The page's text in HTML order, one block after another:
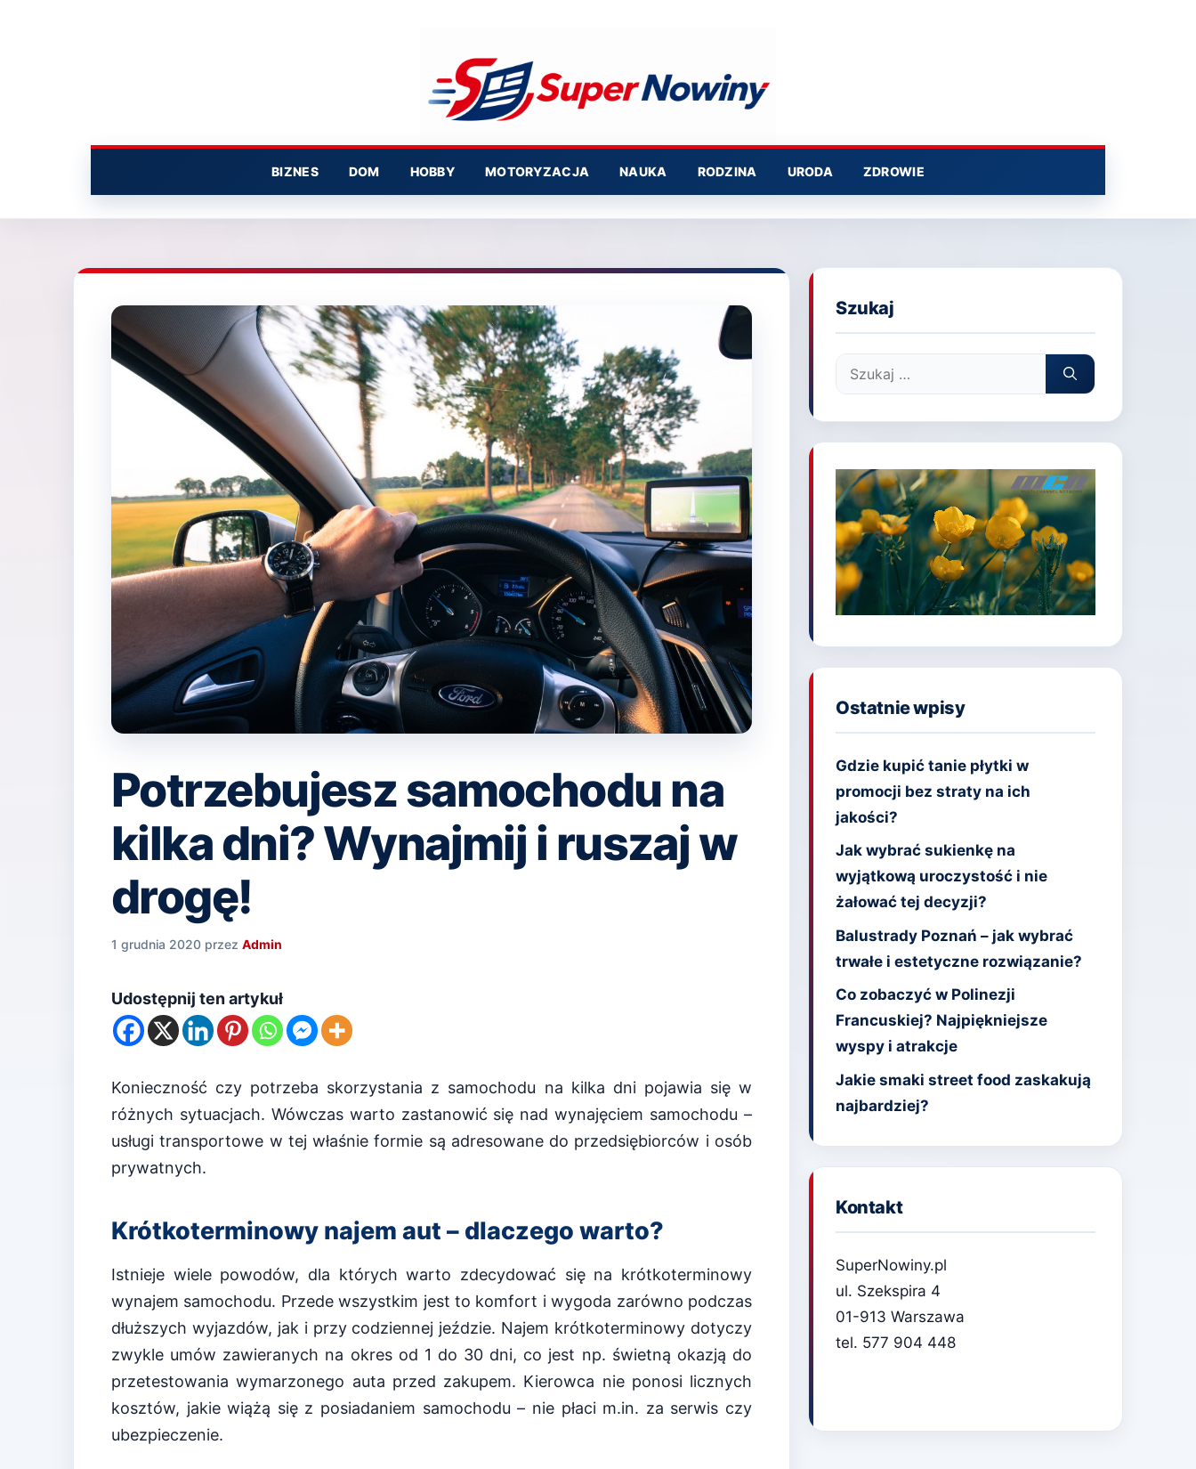
BIZNES DOM HOBBY MOTORYZACJA NAUKA RODZINA URODA ZDROWIE
Potrzebujesz samochodu na
kilka dni? Wynajmij i ruszaj w
drogę!
1 grudnia 2020 przez Admin
Udostępnij ten artykuł
Konieczność czy potrzeba skorzystania z samochodu na kilka dni pojawia się w
różnych sytuacjach. Wówczas warto zastanowić się nad wynajęciem samochodu –
usługi transportowe w tej właśnie formie są adresowane do przedsiębiorców i osób
prywatnych.
Krótkoterminowy najem aut – dlaczego warto?
Istnieje wiele powodów, dla których warto zdecydować się na krótkoterminowy
wynajem samochodu. Przede wszystkim jest to komfort i wygoda zarówno podczas
dłuższych wyjazdów, jak i przy codziennej jeździe. Najem krótkoterminowy dotyczy
zwykle umów zawieranych na okres od 1 do 30 dni, co jest np. świetną okazją do
przetestowania wymarzonego auta przed zakupem. Kierowca nie ponosi licznych
kosztów, jakie wiążą się z posiadaniem samochodu – nie płaci m.in. za serwis czy
ubezpieczenie.
Szukaj
Szukaj:
Ostatnie wpisy
Gdzie kupić tanie płytki w
promocji bez straty na ich
jakości?
Jak wybrać sukienkę na
wyjątkową uroczystość i nie
żałować tej decyzji?
Balustrady Poznań – jak wybrać
trwałe i estetyczne rozwiązanie?
Co zobaczyć w Polinezji
Francuskiej? Najpiękniejsze
wyspy i atrakcje
Jakie smaki street food zaskakują
najbardziej?
Kontakt
SuperNowiny.pl
ul. Szekspira 4
01-913 Warszawa
tel. 577 904 448